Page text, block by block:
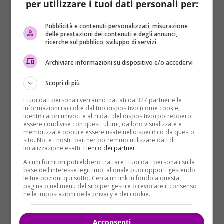
La casa conteneva15 persone in tutto,molti dei
quali amici che erano stati lì per unirsi alla moglie di
Garcia in un ritiro in chiesa. L’uomo armato
sembrava intenzionato a uccidere tutti, ha detto
Garcia. Tra i morti c’erano anche il figlio di Garcia,
Daniel Enrique Laso, e due donne che sono morte
mentre proteggevano i loro bambini. Garcia ha detto
che una delle donne gli aveva detto di saltare fuori
da una finestra“perché i miei figli erano senza madre e
uno dei loro genitori doveva rimanere in vita per
per utilizzare i tuoi dati personali per:
Pubblicità e contenuti personalizzati, misurazione
delle prestazioni dei contenuti e degli annunci,
ricerche sul pubblico, sviluppo di servizi
Archiviare informazioni su dispositivo e/o accedervi
Scopri di più
I tuoi dati personali verranno trattati da 327 partner e le
informazioni raccolte dal tuo dispositivo (come cookie,
identificatori univoci e altri dati del dispositivo) potrebbero
essere condivise con questi ultimi, da loro visualizzate e
memorizzate oppure essere usate nello specifico da questo
sito. Noi e i nostri partner potremmo utilizzare dati di
localizzazione esatti. Elenco dei partner.
Alcuni fornitori potrebbero trattare i tuoi dati personali sulla
base dell'interesse legittimo, al quale puoi opporti gestendo
le tue opzioni qui sotto. Cerca un link in fondo a questa
pagina o nel menu del sito per gestire o revocare il consenso
nelle impostazioni della privacy e dei cookie.